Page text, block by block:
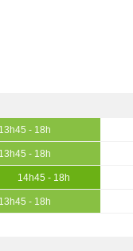
13h45 - 18h
13h45 - 18h
14h45 - 18h
13h45 - 18h